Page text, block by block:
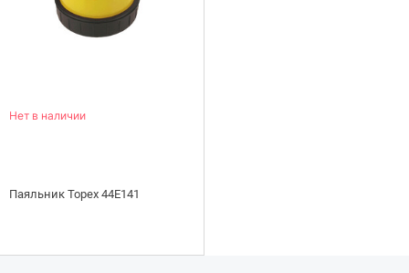
Нет в наличии
Паяльник Topex 44E141